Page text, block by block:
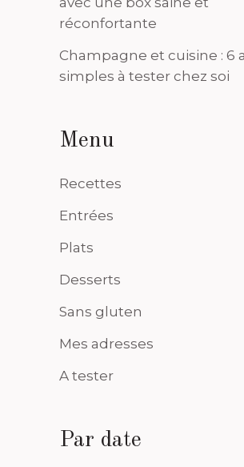
réconfortante
Champagne et cuisine : 6
simples à tester chez soi
Menu
Recettes
Entrées
Plats
Desserts
Sans gluten
Mes adresses
A tester
Par date